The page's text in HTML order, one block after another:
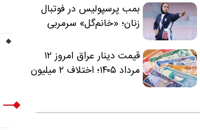
بمب پرسپولیس در فوتبال
زنان؛ «خانم‌گل» سرمربی
قیمت دینار عراق امروز ۱۲
مرداد ۱۴۰۵؛ اختلاف ۲ میلیون